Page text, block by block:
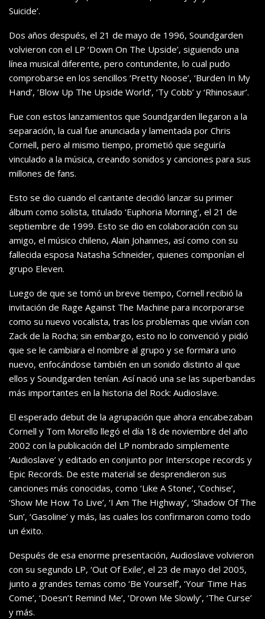
Suicide’.
Dos años después, el 21 de mayo de 1996, Soundgarden
volvieron con el LP ‘Down On The Upside’, siguiendo una
línea musical diferente, pero contundente, lo cual pudo
comprobarse en los sencillos ‘Pretty Noose’, ‘Burden In My
Hand’, ’Blow Up The Upside World’, ‘Ty Cobb’ y ‘Rhinosaur’.
Fue con estos lanzamientos que Soundgarden llegaron a la
separación, la cual fue anunciada y lamentada por Chris
Cornell, pero al mismo tiempo, prometió que seguiría
vinculado a la música, creando sonidos y canciones para sus
millones de fans.
Esto se dio cuando el cantante decidió lanzar su primer
álbum como solista, titulado ‘Euphoria Morning’, el 21 de
septiembre de 1999. Esto se dio en colaboración con su
amigo, el músico chileno, Alain Johannes, así como con su
fallecida esposa Natasha Schneider, quienes componían el
grupo Eleven.
Luego de que se tomó un breve tiempo, Cornell recibió la
invitación de Rage Against The Machine para incorporarse
como su nuevo vocalista, tras los problemas que vivían con
Zack de la Rocha; sin embargo, esto no lo convenció y pidió
que se le cambiara el nombre al grupo y se formara uno
nuevo, enfocándose también en un sonido distinto al que
ellos y Soundgarden tenían. Así nació una se las superbandas
más importantes en la historia del Rock: Audioslave.
El esperado debut de la agrupación que ahora encabezaban
Cornell y Tom Morello llegó el día 18 de noviembre del año
2002 con la publicación del LP nombrado simplemente
‘Audioslave’ y editado en conjunto por Interscope records y
Epic Records. De este material se desprendieron sus
canciones más conocidas, como ‘Like A Stone’, ‘Cochise’,
‘Show Me How To Live’, ‘I Am The Highway’, ‘Shadow Of The
Sun’, ‘Gasoline’ y más, las cuales los confirmaron como todo
un éxito.
Después de esa enorme presentación, Audioslave volvieron
con su segundo LP, ‘Out Of Exile’, el 23 de mayo del 2005,
junto a grandes temas como ‘Be Yourself’, ‘Your Time Has
Come’, ‘Doesn’t Remind Me’, ‘Drown Me Slowly’, ‘The Curse’
y más.